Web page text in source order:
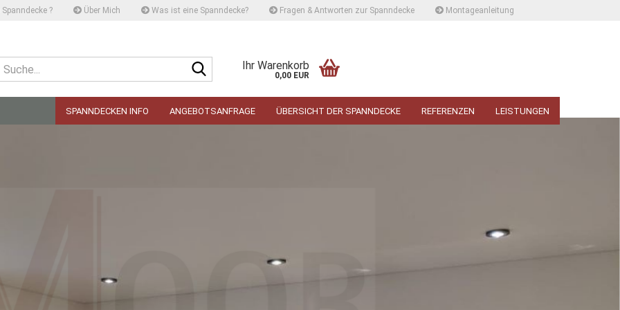
? Über Mich Was ist eine Spanndecke? Fragen & Antworten zur Spanndecke Montageanleitung
Suche...Ihr Warenkorb
0,00 EUR
SPANNDECKEN INFO ANGEBOTSANFRAGE ÜBERSICHT DER SPANNDECKE REFERENZEN LEISTUNGEN